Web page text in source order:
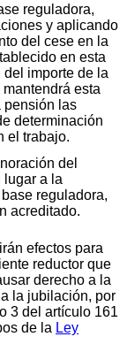
reguladora,
y aplicando
del cese en la
en esta
importe de la
esta
pensión las
determinación
el trabajo.
del
lugar a la
reguladora,
acreditado.
efectos para
reductor que
derecho a la
la jubilación, por
3 del artículo 161
de la Ley